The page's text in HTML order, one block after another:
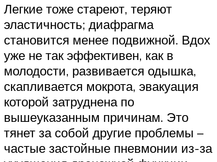
Легкие тоже стареют, теряют
эластичность; диафрагма
становится менее подвижной. Вдох
уже не так эффективен, как в
молодости, развивается одышка,
скапливается мокрота, эвакуация
которой затруднена по
вышеуказанным причинам. Это
тянет за собой другие проблемы –
частые застойные пневмонии из-за